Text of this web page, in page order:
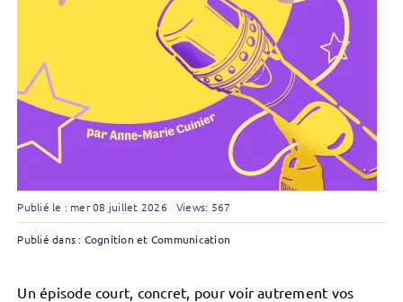
Publié le : mer 08 juillet 2026 Views: 567
Publié dans : Cognition et Communication
Un épisode court, concret, pour voir autrement vos